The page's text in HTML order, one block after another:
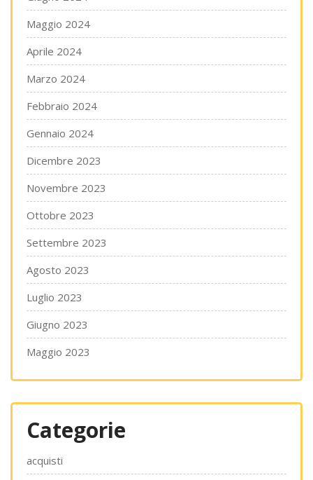
Maggio 2024
Aprile 2024
Marzo 2024
Febbraio 2024
Gennaio 2024
Dicembre 2023
Novembre 2023
Ottobre 2023
Settembre 2023
Agosto 2023
Luglio 2023
Giugno 2023
Maggio 2023
Categorie
acquisti